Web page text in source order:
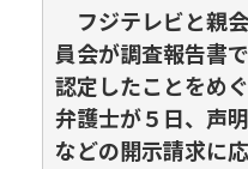
フジテレビと親
員会が調査報告書
認定したことをめ
弁護士が５日、声
などの開示請求に